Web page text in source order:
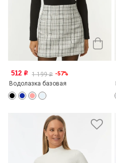
512 o 1 199o -57%
Водолазка базовая